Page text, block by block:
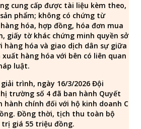
cung cấp được tài liệu kèm theo,
phẩm; không có chứng từ
hóa, hợp đồng, hóa đơn mua
giấy tờ khác chứng minh quyền sở
hàng hóa và giao dịch dân sự giữa
hàng hóa với bên có liên quan
luật.
trình, ngày 16/3/2026 Đội
trường số 4 đã ban hành Quyết
hành chính đối với hộ kinh doanh C
Đồng thời, tịch thu toàn bộ
giá 55 triệu đồng.